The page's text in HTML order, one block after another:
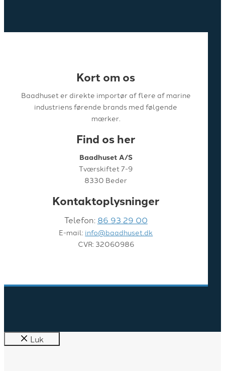
Kort om os
Baadhuset er direkte importør af flere af marine
industriens førende brands med følgende
mærker.
Find os her
Baadhuset A/S
Tværskiftet 7-9
8330 Beder
Kontaktoplysninger
Telefon: 86 93 29 00
E-mail: info@baadhuset.dk
CVR: 32060986
Luk